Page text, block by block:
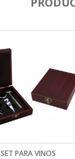
SET PARA VINOS